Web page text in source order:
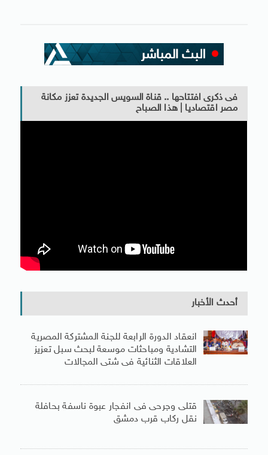
فى ذكرى افتتاحها .. قناة السويس الجديدة تعزز مكانة
مصر اقتصاديا | هذا الصباح
أحدث الأخبار
انعقاد الدورة الرابعة للجنة المشتركة المصرية
التشادية ومباحثات موسعة لبحث سبل تعزيز
العلاقات الثنائية فى شتى المجالات
قتلى وجرحى فى انفجار عبوة ناسفة بحافلة
نقل ركاب قرب دمشق